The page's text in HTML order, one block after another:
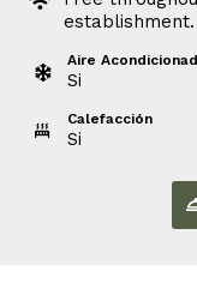
establishment.
Aire
Si
Calefacción
Si